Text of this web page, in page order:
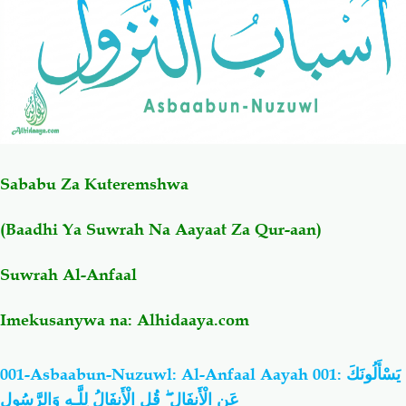
Salaf Wa Ummah Firaq-Makundi
Fiqh-Ibaadah Duaa-Adhkaar
Familia-Jamii
Chemsha Bongo Vitabu
Mapishi
Sababu Za Kuteremshwa
(Baadhi Ya Suwrah Na Aayaat Za Qur-aan)
Suwrah Al-Anfaal
Imekusanywa na: Alhidaaya.com
001-Asbaabun-Nuzuwl: Al-Anfaal Aayah 001: يَسْأَلُونَكَ
عَنِ الْأَنفَالِ ۖ قُلِ الْأَنفَالُ لِلَّـهِ وَالرَّسُولِ